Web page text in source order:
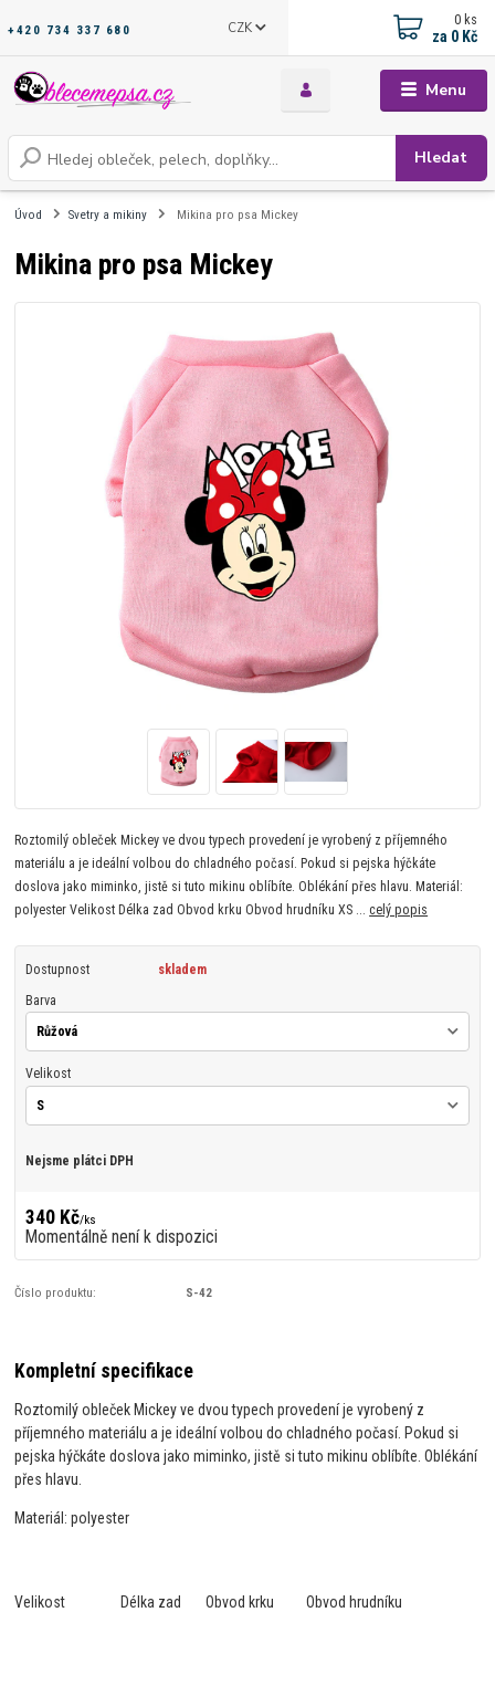
Menu
CZK
Hledat
+420 734 337 680
0 ks
za 0 Kč
Úvod Svetry a mikiny Mikina pro psa Mickey
Mikina pro psa Mickey
Roztomilý obleček Mickey ve dvou typech provedení je vyrobený z příjemného
materiálu a je ideální volbou do chladného počasí. Pokud si pejska hýčkáte
doslova jako miminko, jistě si tuto mikinu oblíbíte. Oblékání přes hlavu. Materiál:
polyester Velikost Délka zad Obvod krku Obvod hrudníku XS ...celý popis
Dostupnost skladem
Barva
Velikost
Nejsme plátci DPH
340 Kč/ks
Momentálně není k dispozici
Číslo produktu: S-42
Kompletní specifikace
Roztomilý obleček Mickey ve dvou typech provedení je vyrobený z
příjemného materiálu a je ideální volbou do chladného počasí. Pokud si
pejska hýčkáte doslova jako miminko, jistě si tuto mikinu oblíbíte. Oblékání
přes hlavu.
Materiál: polyester
Velikost Délka zad Obvod krku Obvod hrudníku